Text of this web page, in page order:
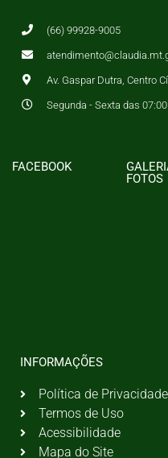
(66) 99928-9005
Av. Gaspar Dutra, Centro
Segunda - Sexta das
FACEBOOK
FOTOS
INFORMAÇÕES
Política de Privacidade
Termos de Uso
Acessibilidade
Mapa do Site